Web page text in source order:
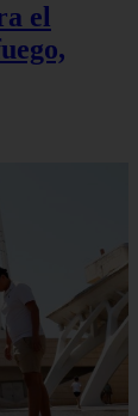
el